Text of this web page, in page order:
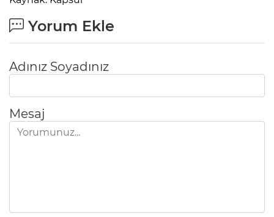
Yorum Ekle
Adınız Soyadınız
Mesaj